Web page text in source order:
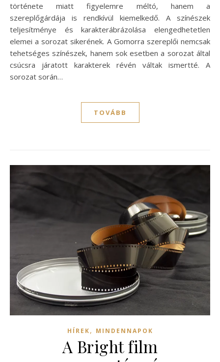
története miatt figyelemre méltó, hanem a
szereplőgárdája is rendkívül kiemelkedő. A színészek
teljesítménye és karakterábrázolása elengedhetetlen
elemei a sorozat sikerének. A Gomorra szereplői nemcsak
tehetséges színészek, hanem sok esetben a sorozat által
csúcsra járatott karakterek révén váltak ismertté. A
sorozat során…
TOVÁBB
HÍREK, MINDENNAPOK
A Bright film